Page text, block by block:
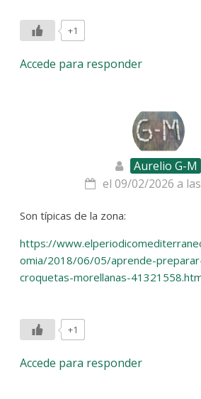
+1
Accede para responder
Aurelio G-M
el 09/02/2026 a
Son típicas de la zona:
https://
omia/2018/06/05/aprende-
croquetas-morellanas-
+1
Accede para responder